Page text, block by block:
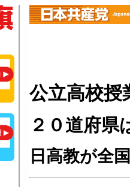
公立高校授
２０道府県
日高教が全